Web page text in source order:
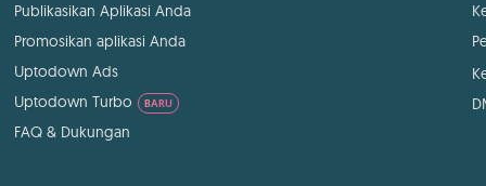
Publikasikan Aplikasi Anda
Promosikan aplikasi Anda
Uptodown Ads
Uptodown Turbo
BARU
FAQ & Dukungan